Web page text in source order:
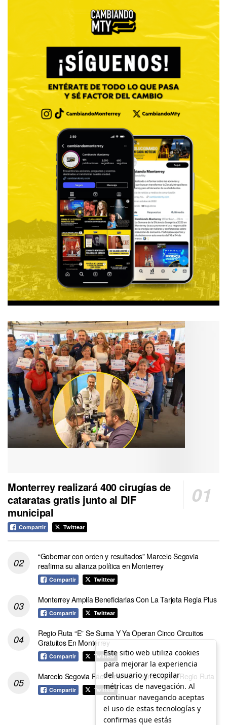
Monterrey realizará 400 cirugías de
cataratas gratis junto al DIF
municipal
Compartir Twittear
“Gobernar con orden y resultados” Marcelo Segovia
reafirma su alianza política en Monterrey
Compartir Twittear
Monterrey Amplía Beneficiarias Con La Tarjeta Regia Plus
Compartir Twittear
Regio Ruta “E” Se Suma Y Ya Operan Cinco Circuitos
Gratuitos En Monterrey
Compartir Twittear
Marcelo Segovia Páez Anuncia Logros De La Regio Ruta
Compartir Twittear
Este sitio web utiliza cookies
para mejorar la experiencia
del usuario y recopilar
métricas de navegación. Al
continuar navegando aceptas
el uso de estas tecnologías y
confirmas que estás